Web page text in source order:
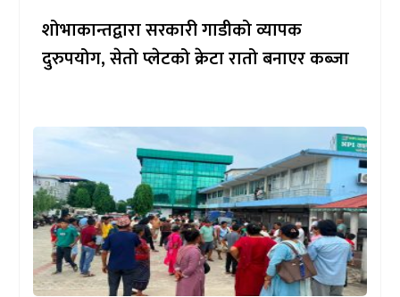
शोभाकान्तद्वारा सरकारी गाडीको व्यापक
दुरुपयोग, सेतो प्लेटको क्रेटा रातो बनाएर कब्जा